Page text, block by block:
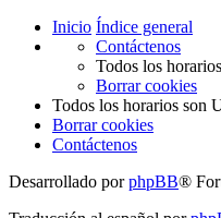
Inicio Índice general
Contáctenos
Todos los
Borrar cookies
Todos los horarios son
Borrar cookies
Contáctenos
Desarrollado porphpBB®